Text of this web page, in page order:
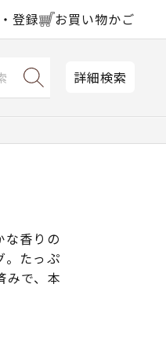
登録 お買い物かご
詳細検索
な香りの
。たっぷ
みで、本